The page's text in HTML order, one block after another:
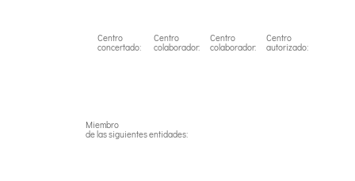
Centro
concertado:
Centro
colaborador:
Centro
colaborador:
Centro
autorizado:
Miembro
de las siguientes entidades: